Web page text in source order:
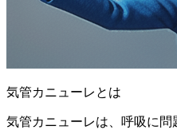
気管カニューレとは
気管カニューレは、呼吸に